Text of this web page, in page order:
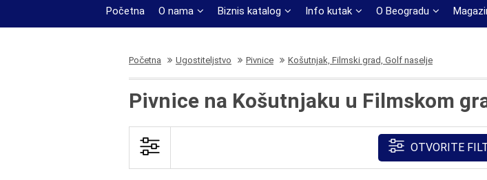
Početna O nama Biznis katalog Info kutak O Beogradu
Početna Ugostiteljstvo Pivnice Košutnjak, Filmski grad, Golf naselje
Pivnice na Košutnjaku u Filmskom
OTVORITE